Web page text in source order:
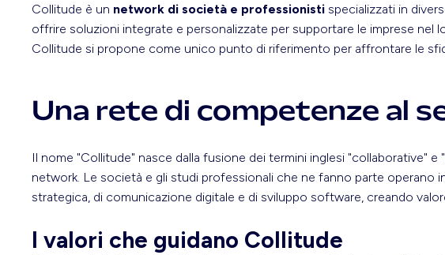
Collitude è un network di società e professionisti specializzati in
offrire soluzioni integrate e personalizzate per supportare le imprese nel
Collitude si propone come unico punto di riferimento per affrontare le
Una rete di competenze al
Il nome "Collitude" nasce dalla fusione dei termini inglesi "collaborative"
network. Le società e gli studi professionali che ne fanno parte operano
strategica, di comunicazione digitale e di sviluppo software, creando
I valori che guidano Collitude